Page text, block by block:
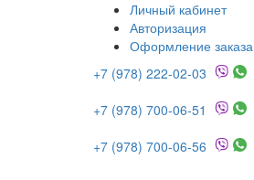
Личный кабинет
Авторизация
Оформление заказа
+7 (978) 222-02-03
+7 (978) 700-06-51
+7 (978) 700-06-56